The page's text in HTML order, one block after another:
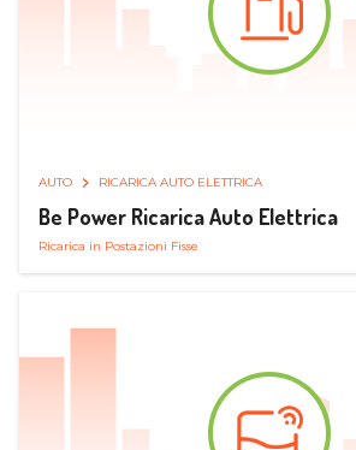
AUTO RICARICA AUTO ELETTRICA
Be Power Ricarica Auto Elettrica
Ricarica in Postazioni Fisse